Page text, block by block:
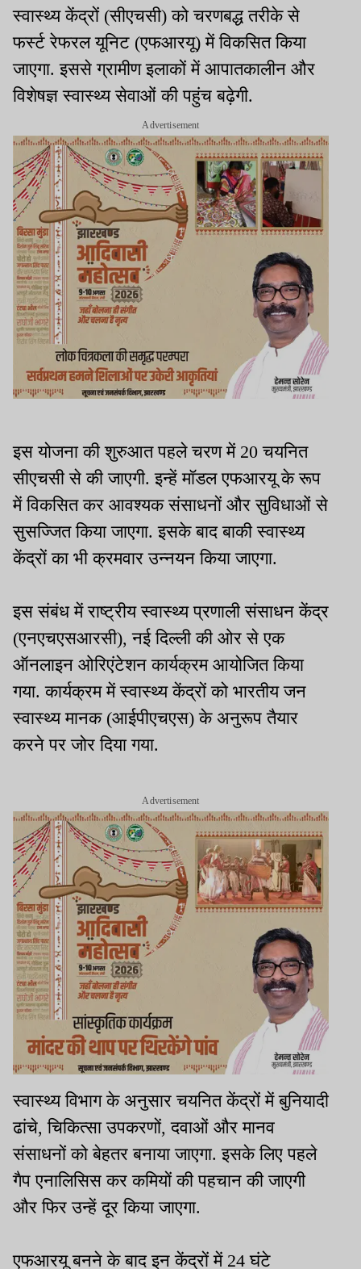
स्वास्थ्य केंद्रों (सीएचसी) को चरणबद्ध तरीके से
फर्स्ट रेफरल यूनिट (एफआरयू) में विकसित किया
जाएगा. इससे ग्रामीण इलाकों में आपातकालीन और
विशेषज्ञ स्वास्थ्य सेवाओं की पहुंच बढ़ेगी.
Advertisement
इस योजना की शुरुआत पहले चरण में 20 चयनित
सीएचसी से की जाएगी. इन्हें मॉडल एफआरयू के रूप
में विकसित कर आवश्यक संसाधनों और सुविधाओं से
सुसज्जित किया जाएगा. इसके बाद बाकी स्वास्थ्य
केंद्रों का भी क्रमवार उन्नयन किया जाएगा.
इस संबंध में राष्ट्रीय स्वास्थ्य प्रणाली संसाधन केंद्र
(एनएचएसआरसी), नई दिल्ली की ओर से एक
ऑनलाइन ओरिएंटेशन कार्यक्रम आयोजित किया
गया. कार्यक्रम में स्वास्थ्य केंद्रों को भारतीय जन
स्वास्थ्य मानक (आईपीएचएस) के अनुरूप तैयार
करने पर जोर दिया गया.
Advertisement
स्वास्थ्य विभाग के अनुसार चयनित केंद्रों में बुनियादी
ढांचे, चिकित्सा उपकरणों, दवाओं और मानव
संसाधनों को बेहतर बनाया जाएगा. इसके लिए पहले
गैप एनालिसिस कर कमियों की पहचान की जाएगी
और फिर उन्हें दूर किया जाएगा.
एफआरयू बनने के बाद इन केंद्रों में 24 घंटे